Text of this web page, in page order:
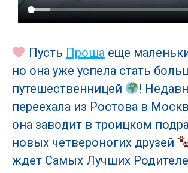
Пусть Прошаеще
но она уже успела стать
путешественницей
!
переехала из Ростова в
она заводит в троицком
новых четвероногих друзей
ждет Самых Лучших